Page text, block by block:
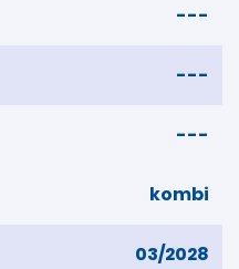
---
---
---
kombi
03/2028